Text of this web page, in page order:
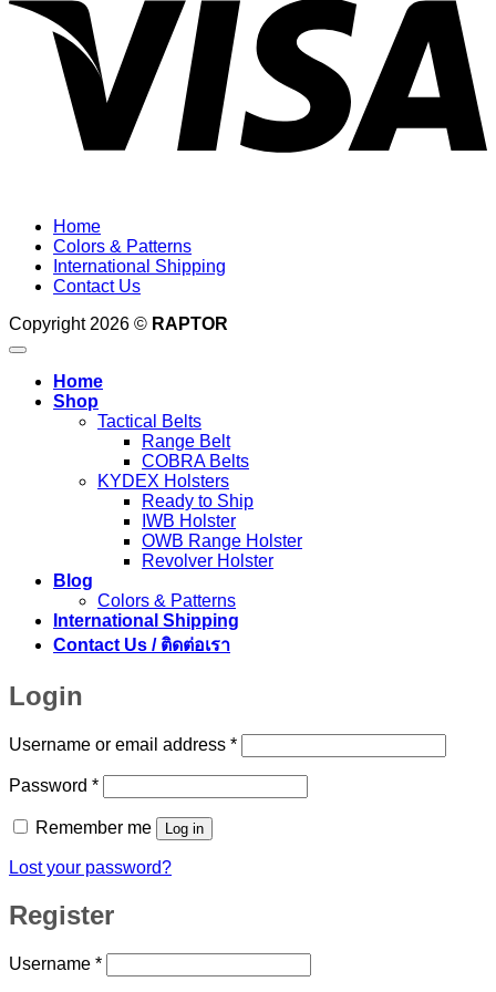
Home
Colors & Patterns
International Shipping
Contact Us
Copyright 2026 © RAPTOR
Home
Shop
Tactical Belts
Range Belt
COBRA Belts
KYDEX Holsters
Ready to Ship
IWB Holster
OWB Range Holster
Revolver Holster
Blog
Colors & Patterns
International Shipping
Contact Us / ติดต่อเรา
Login
Username or email address *Required
Password *Required
Remember me Log in
Lost your password?
Register
Username *Required